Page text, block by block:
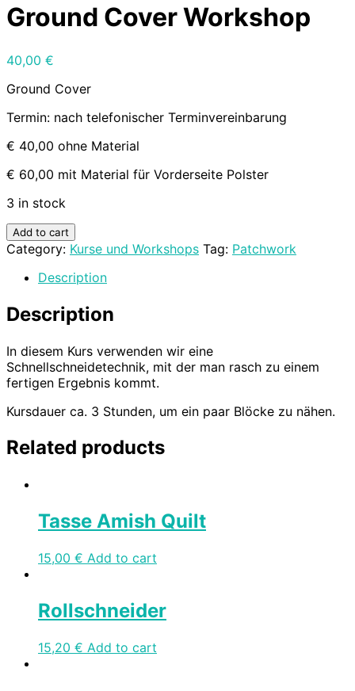
Ground Cover Workshop
40,00 €
Ground Cover
Termin: nach telefonischer Terminvereinbarung
€ 40,00 ohne Material
€ 60,00 mit Material für Vorderseite Polster
3 in stock
Add to cart
Category: Kurse und Workshops Tag: Patchwork
Description
Description
In diesem Kurs verwenden wir eine
Schnellschneidetechnik, mit der man rasch zu einem
fertigen Ergebnis kommt.
Kursdauer ca. 3 Stunden, um ein paar Blöcke zu nähen.
Related products
Tasse Amish Quilt
15,00 € Add to cart
Rollschneider
15,20 € Add to cart